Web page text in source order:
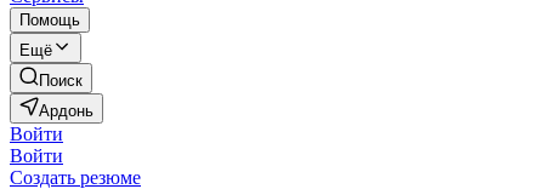
Помощь
Ещё
Поиск
Ардонь
Войти
Войти
Создать резюме